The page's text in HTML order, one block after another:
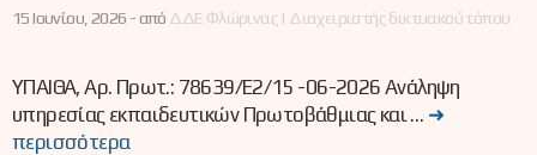
15 Ιουνίου, 2026 -από ΔΔΕ Φλώρινας | Διαχειριστής δικτυακού τόπου
ΥΠΑΙΘΑ, Αρ. Πρωτ.: 78639/Ε2/15 -06-2026 Ανάληψη
υπηρεσίας εκπαιδευτικών Πρωτοβάθμιας και … ➜
περισσότερα